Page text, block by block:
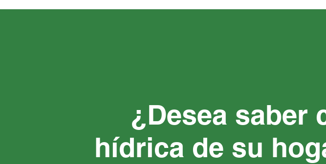
¿Desea saber
hídrica de su